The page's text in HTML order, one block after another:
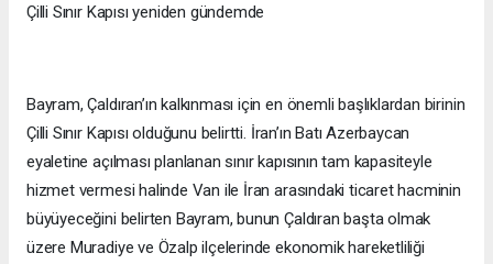
Çilli Sınır Kapısı yeniden gündemde
Bayram, Çaldıran’ın kalkınması için en önemli başlıklardan birinin
Çilli Sınır Kapısı olduğunu belirtti. İran’ın Batı Azerbaycan
eyaletine açılması planlanan sınır kapısının tam kapasiteyle
hizmet vermesi halinde Van ile İran arasındaki ticaret hacminin
büyüyeceğini belirten Bayram, bunun Çaldıran başta olmak
üzere Muradiye ve Özalp ilçelerinde ekonomik hareketliliği